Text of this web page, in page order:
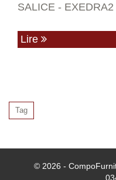
SALICE - EXEDRA2
Lire
Tag
© 2026 -